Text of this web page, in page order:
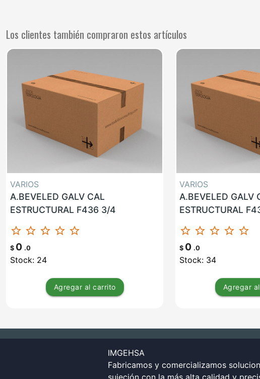
Los clientes también compraron estos artículos
VARIOS
A.BEVELED GALV CAL
ESTRUCTURAL F436 3/4
star_border star_border star_border star_border star_border
$ 0 .0
Stock: 24
Agregar al carrito
VARIOS
A.BEVELED GALV
ESTRUCTURAL
star_border star_border star_border star_border star_border
$ 0 .0
Stock: 34
Agregar
IMGEHSA
Fabricamos y comercializamos